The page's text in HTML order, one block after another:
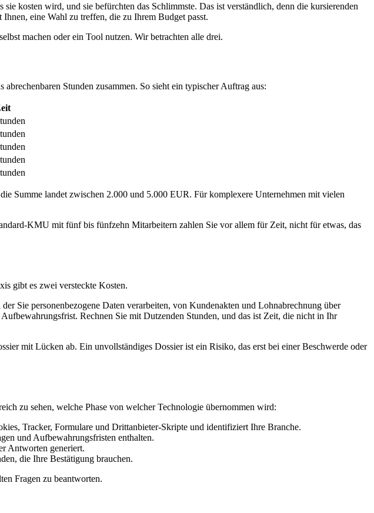
kosten wird, und sie befürchten das Schlimmste. Das ist verständlich, denn die kursierenden
eine Wahl zu treffen, die zu Ihrem Budget passt.
machen oder ein Tool nutzen. Wir betrachten alle drei.
Stunden zusammen. So sieht ein typischer Auftrag aus:
Summe landet zwischen 2.000 und 5.000 EUR. Für komplexere Unternehmen mit vielen
KMU mit fünf bis fünfzehn Mitarbeitern zahlen Sie vor allem für Zeit, nicht für etwas, das
gibt es zwei versteckte Kosten.
Sie personenbezogene Daten verarbeiten, von Kundenakten und Lohnabrechnung über
Rechnen Sie mit Dutzenden Stunden, und das ist Zeit, die nicht in Ihr
mit Lücken ab. Ein unvollständiges Dossier ist ein Risiko, das erst bei einer Beschwerde oder
zu sehen, welche Phase von welcher Technologie übernommen wird:
Tracker, Formulare und Drittanbieter-Skripte und identifiziert Ihre Branche.
und Aufbewahrungsfristen enthalten.
Antworten generiert.
die Ihre Bestätigung brauchen.
Fragen zu beantworten.